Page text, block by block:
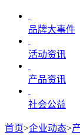
品牌大事件
活动资讯
产品资讯
社会公益
首页>企业动态>